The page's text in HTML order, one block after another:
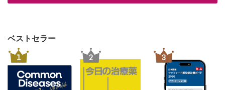
ベストセラー
1 2 3